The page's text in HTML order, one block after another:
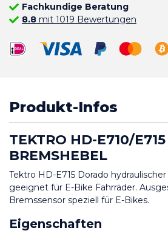
Fachkundige Beratung
8.8mit 1019 Bewertungen
Produkt-Infos
TEKTRO HD-E710/
BREMSHEBEL
Tektro HD-E715 Dorado
geeignet für E-Bike Fahrräder.
Bremssensor speziell für E-Bikes.
Eigenschaften